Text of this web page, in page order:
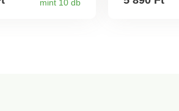
könnyű vele
mint 10 db
Egyszerűen